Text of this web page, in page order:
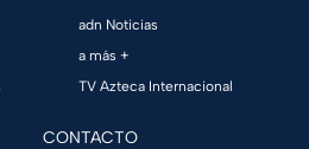
adn Noticias
a más +
TV Azteca Internacional
CONTACTO